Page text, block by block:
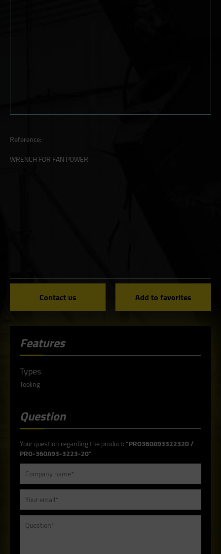
Reference:
WRENCH FOR FAN POWER
Contact us Add to favorites
Features
Types
Tooling
Question
Your question regarding the product:"PRO360A93322320 /
PRO-360A93-3223-20"